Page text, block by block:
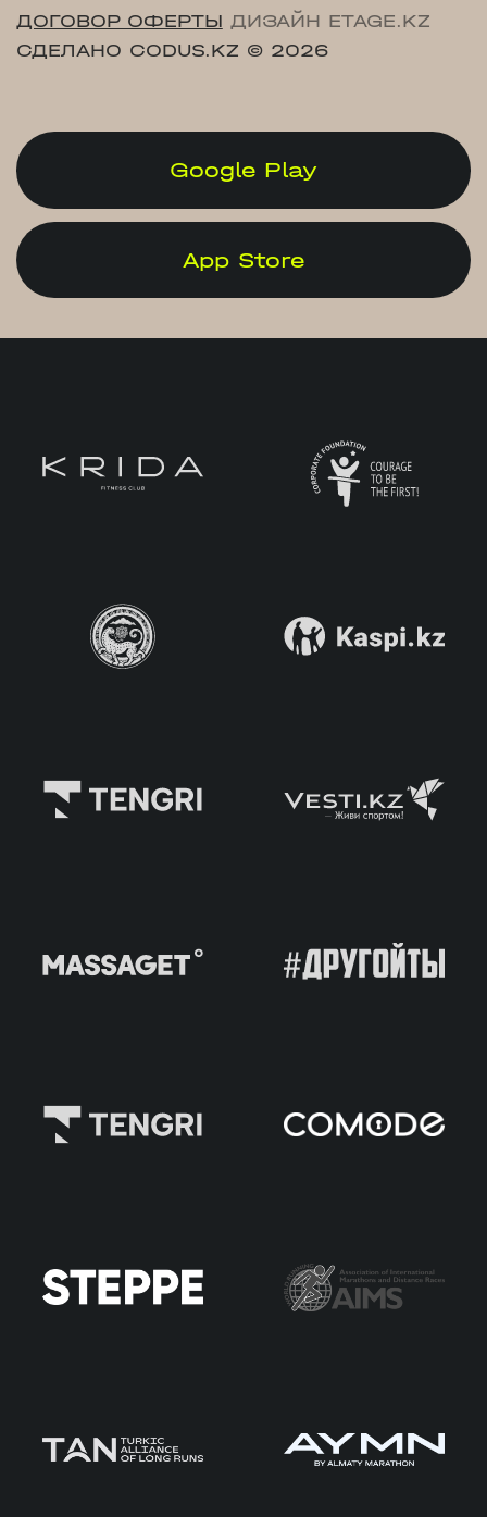
ДОГОВОР ОФЕРТЫ ДИЗАЙН ETAGE.KZ
СДЕЛАНО CODUS.KZ © 2026
Google Play
App Store